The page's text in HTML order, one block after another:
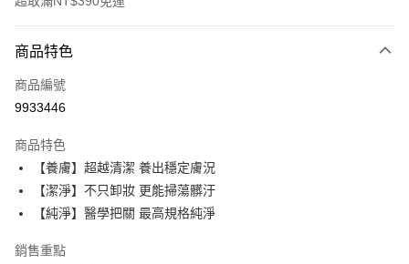
POYA支付
信用卡一次付款
LINE Pay
Apple Pay
商品特色
商品編號
9933446
商品特色
【養膚】超越清潔 養出穩定膚況
【潔淨】不只卸妝 更能掃蕩髒汙
【純淨】醫學把關 最高規格純淨
銷售重點